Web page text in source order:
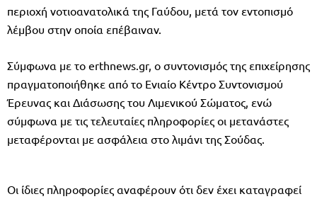
περιοχή νοτιοανατολικά της Γαύδου, μετά τον εντοπισμό
λέμβου στην οποία επέβαιναν.
Σύμφωνα με το erthnews.gr, o συντονισμός της επιχείρησης
πραγματοποιήθηκε από το Ενιαίο Κέντρο Συντονισμού
Έρευνας και Διάσωσης του Λιμενικού Σώματος, ενώ
σύμφωνα με τις τελευταίες πληροφορίες οι μετανάστες
μεταφέρονται με ασφάλεια στο λιμάνι της Σούδας.
Οι ίδιες πληροφορίες αναφέρουν ότι δεν έχει καταγραφεί